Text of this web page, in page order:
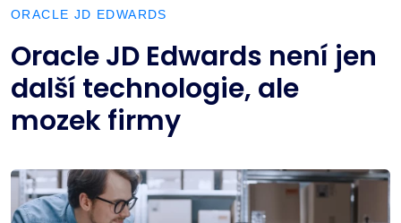
ORACLE JD EDWARDS
Oracle JD Edwards není jen
další technologie, ale
mozek firmy